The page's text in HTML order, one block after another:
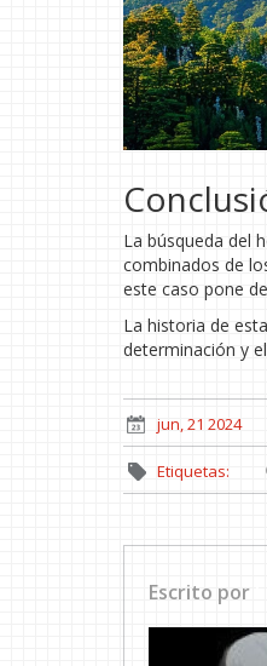
La búsqueda del
combinados de
este caso pone
La historia de
determinación y
jun, 21 2024
Etiquetas:
Escrito por